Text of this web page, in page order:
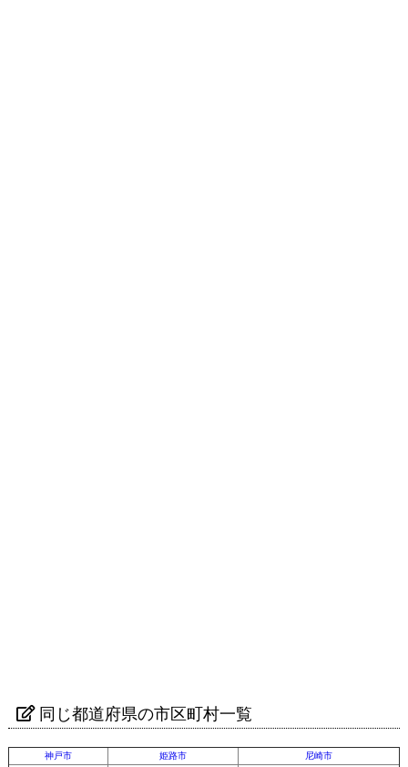
同じ都道府県の市区町村一覧
神戸市 姫路市
尼崎市